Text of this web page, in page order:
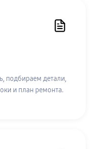
подбираем детали,
и план ремонта.